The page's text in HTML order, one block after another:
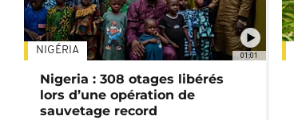
01:01
NIGÉRIA
Nigeria : 308 otages libérés
lors d’une opération de
sauvetage record